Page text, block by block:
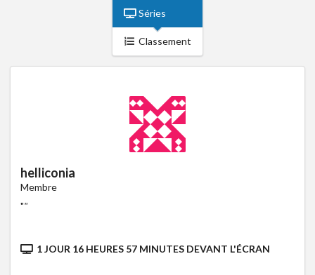
Séries
Classement
helliconia
Membre
""
1 JOUR 16 HEURES 57 MINUTES DEVANT L'ÉCRAN